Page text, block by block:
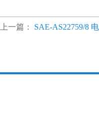
上一篇： SAE-AS22759/8